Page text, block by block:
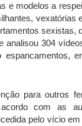
e modelos a
sexistas,
304
para outros
com as
pelo vício